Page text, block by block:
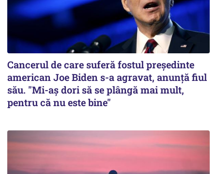
Cancerul de care suferă fostul preşedinte
american Joe Biden s-a agravat, anunță fiul
său. "Mi-aș dori să se plângă mai mult,
pentru că nu este bine"